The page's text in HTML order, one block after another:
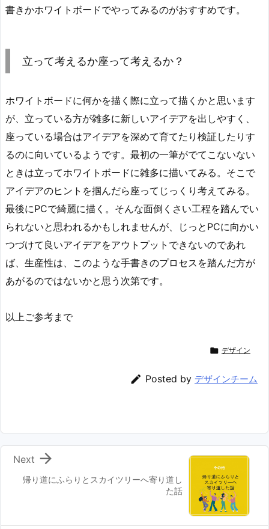
書きかホワイトボードでやってみるのがおすすめです。
立って考えるか座って考えるか？
ホワイトボードに何かを描く際に立って描くかと思います
が、立っている方が雑多に新しいアイデアを出しやすく、
座っている場合はアイデアを深めて育てたり検証したりす
るのに向いているようです。最初の一筆がでてこないない
ときは立ってホワイトボードに雑多に描いてみる。そこで
アイデアのヒントを掴んだら座ってじっくり考えてみる。
最後にPCで綺麗に描く。そんな面倒くさい工程を踏んでい
られないと思われるかもしれませんが、じっとPCに向かい
つづけて良いアイデアをアウトプットできないのであれ
ば、生産性は、このような手書きのプロセスを踏んだ方が
あがるのではないかと思う次第です。
以上ご参考まで
 デザイン
 Posted by デザインチーム
帰り道にふらりとスカイツリーへ寄り道し
た話

Next